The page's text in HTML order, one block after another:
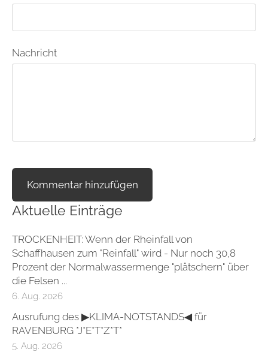
Aktuelle Einträge
TROCKENHEIT: Wenn der Rheinfall von
Schaffhausen zum "Reinfall" wird - Nur noch 30,8
Prozent der Normalwassermenge "plätschern" über
die Felsen ...
6. Aug. 2026
Ausrufung des ▶KLIMA-NOTSTANDS◀ für
RAVENBURG *J*E*T*Z*T*
5. Aug. 2026
Nachricht